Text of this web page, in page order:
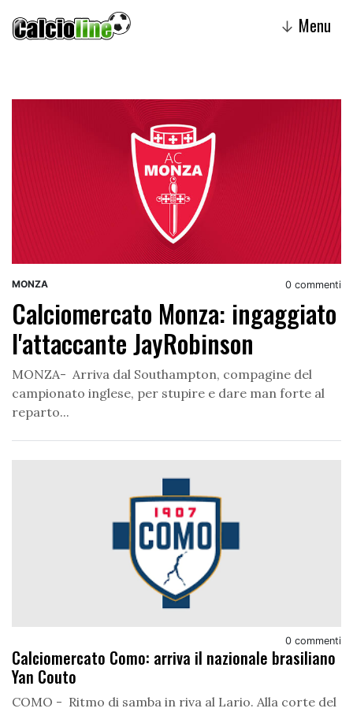
↓ Menu
MONZA 0 commenti
Calciomercato Monza: ingaggiato
l'attaccante JayRobinson
MONZA- Arriva dal Southampton, compagine del
campionato inglese, per stupire e dare man forte al
reparto...
0 commenti
Calciomercato Como: arriva il nazionale brasiliano
Yan Couto
COMO - Ritmo di samba in riva al Lario. Alla corte del